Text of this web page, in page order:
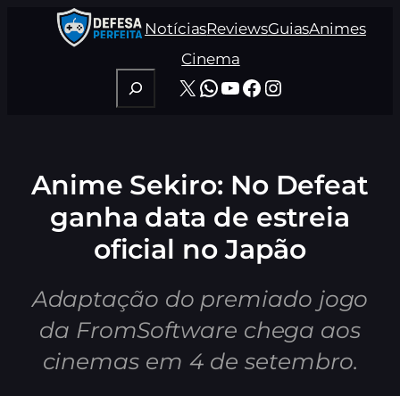
NotíciasReviewsGuiasAnimes
Cinema
Pesquisar
X WhatsApp
Youtube
Facebook
Instagram
Anime Sekiro: No Defeat
ganha data de estreia
oficial no Japão
Adaptação do premiado jogo
da FromSoftware chega aos
cinemas em 4 de setembro.